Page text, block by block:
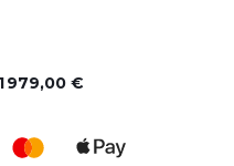
1 979,00 €